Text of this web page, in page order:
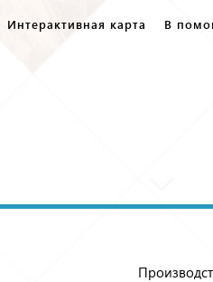
основному
Интерактивная карта В